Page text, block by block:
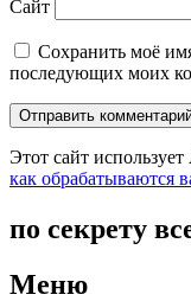
Сайт
Сохранить моё
последующих моих
Этот сайт
как обрабатываются
по секрету
Меню